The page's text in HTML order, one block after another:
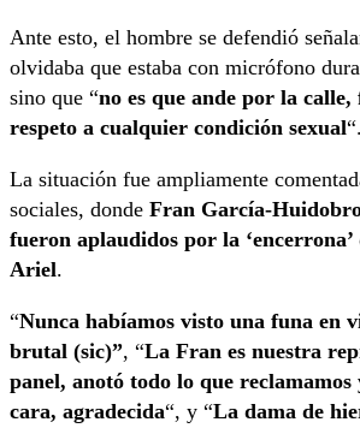
Ante esto, el hombre se defendió
olvidaba que estaba con micrófono
sino que “no es que ande por la
respeto a cualquier condición sexual“.
La situación fue ampliamente
sociales, donde Fran García-
fueron aplaudidos por la
Ariel.
“Nunca habíamos visto una funa en
brutal (sic)”, “La Fran es nuestra
panel, anotó todo lo que
cara, agradecida“, y “La dama de